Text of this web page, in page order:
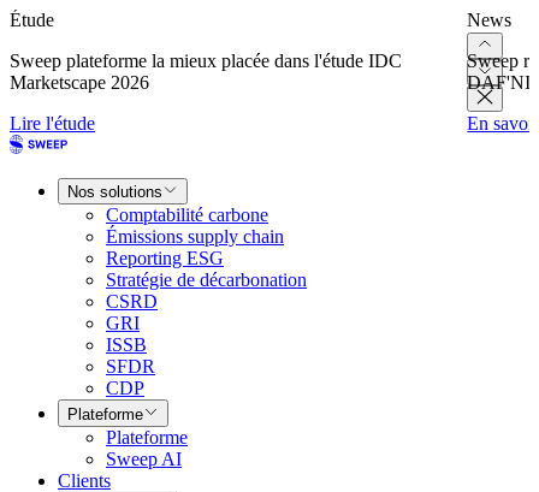
Étude
Sweep plateforme la mieux placée dans l'étude IDC
Marketscape 2026
Lire l'étude
News
Sweep
En
Nos solutions
Comptabilité carbone
Émissions supply chain
Reporting ESG
Stratégie de décarbonation
CSRD
GRI
ISSB
SFDR
CDP
Plateforme
Plateforme
Sweep AI
Clients